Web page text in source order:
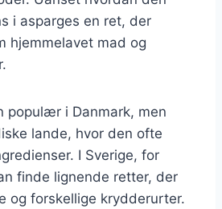
i asparges en ret, der
hjemmelavet mad og
populær i Danmark, men
lande, hvor den ofte
I Sverige, for
finde lignende retter, der
og forskellige krydderurter.